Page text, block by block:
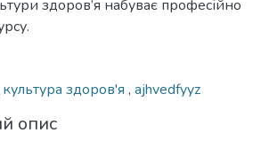
здоров’я набуває професійно
культура здоров'я , ajhvedfyyz
опис